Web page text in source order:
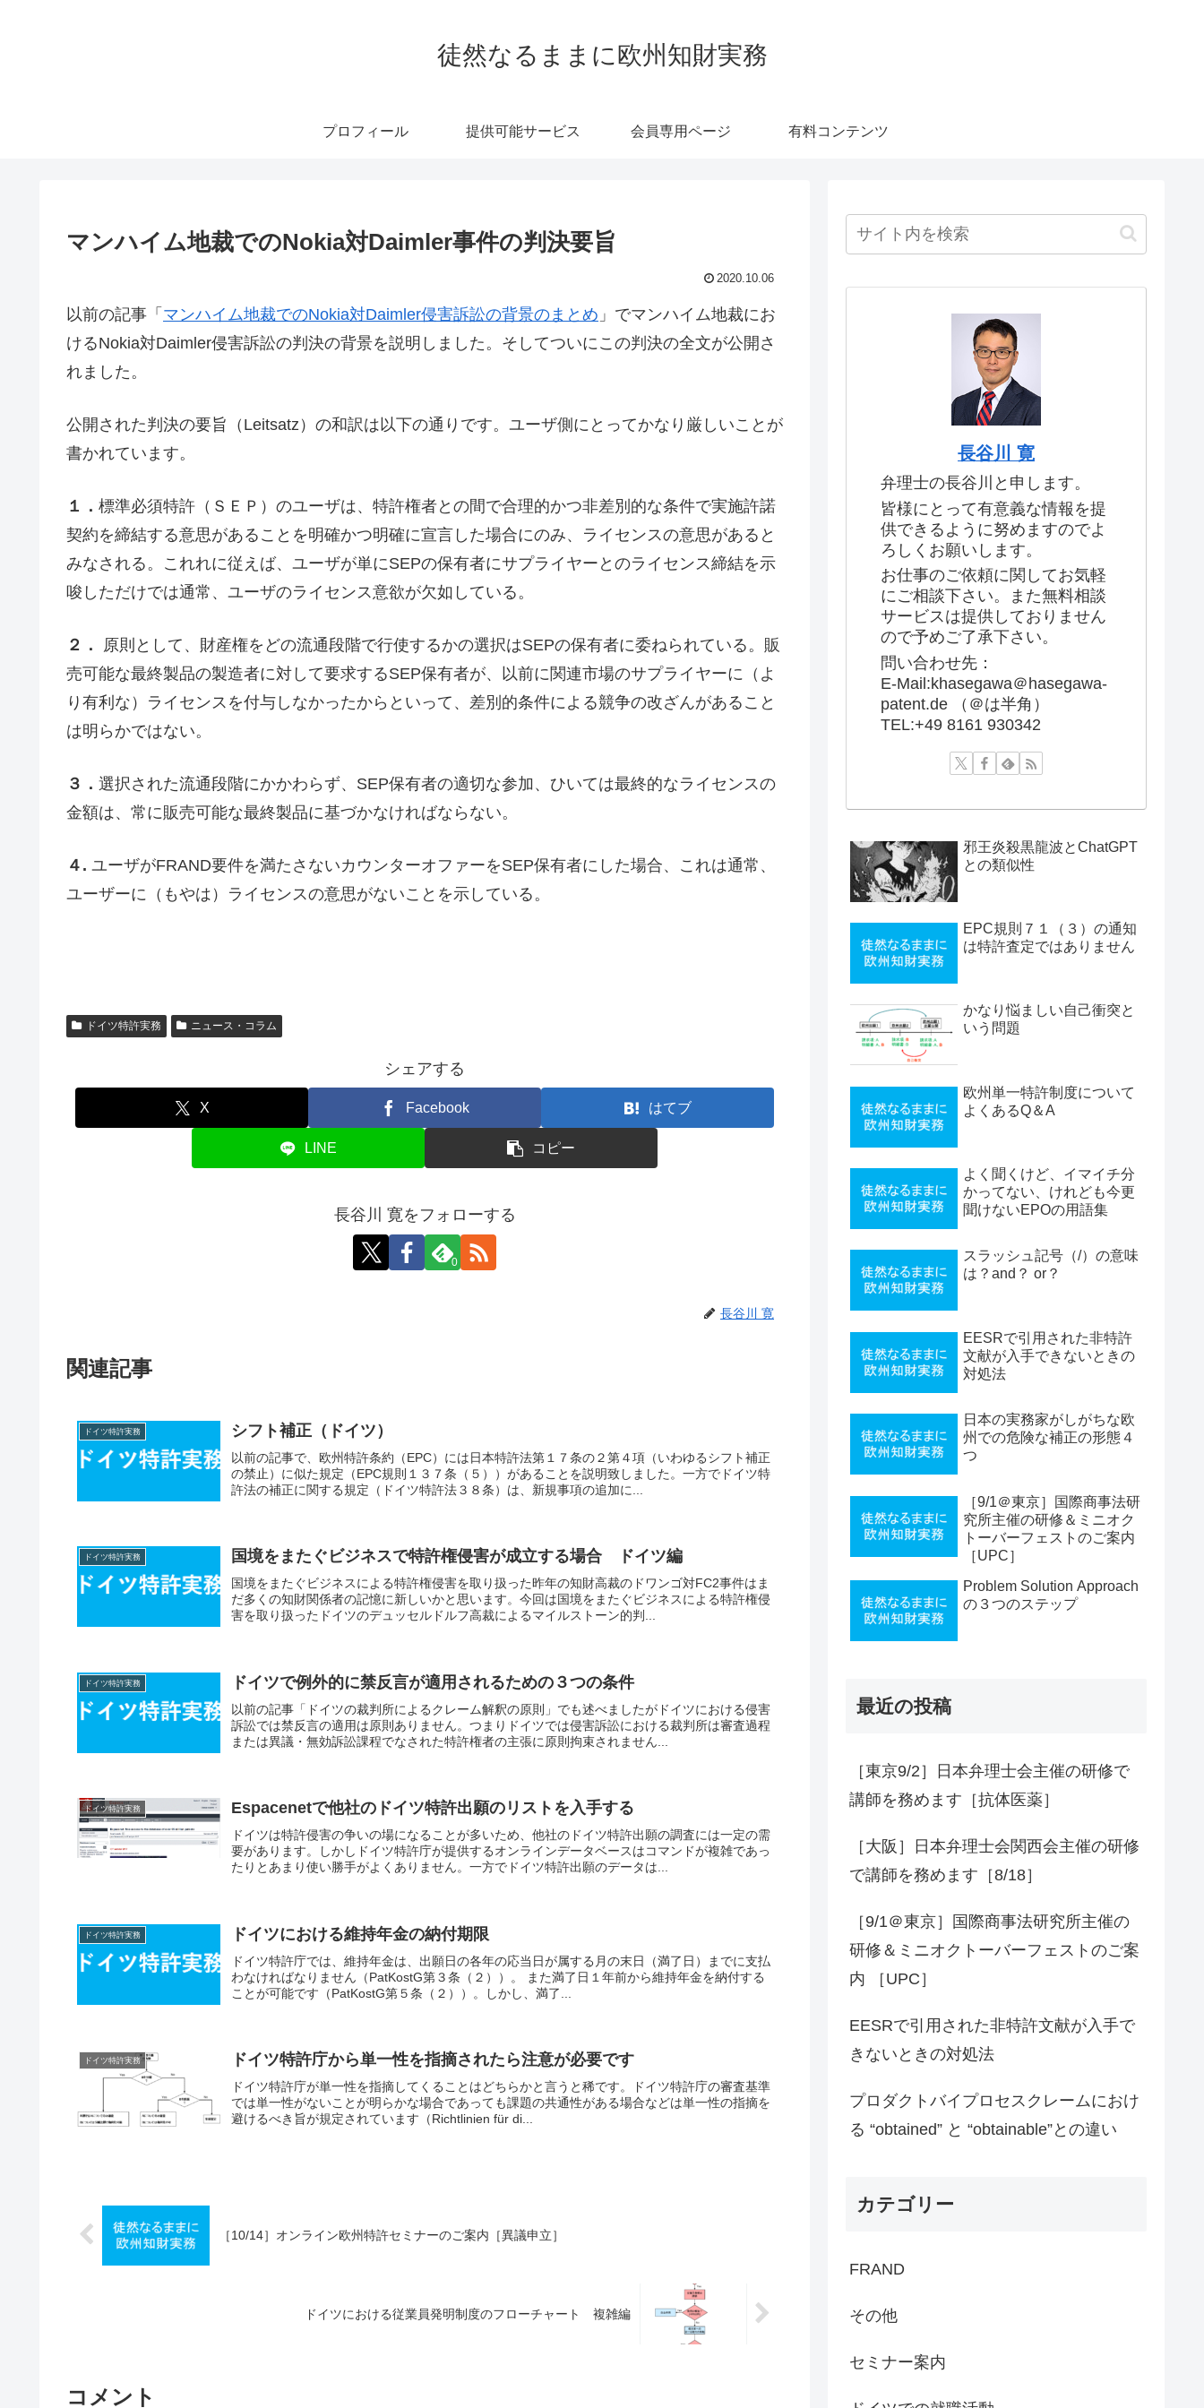
徒然なるままに欧州知財実務
プロフィール 提供可能サービス 会員専用ページ 有料コンテンツ
マンハイム地裁でのNokia対Daimler事件の判決要旨
2020.10.06
以前の記事「 マンハイム地裁でのNokia対Daimler侵害訴訟の背景のまとめ 」でマンハイム地裁にお
けるNokia対Daimler侵害訴訟の判決の背景を説明しました。そしてついにこの判決の全文が公開さ
れました。
公開された判決の要旨（Leitsatz）の和訳は以下の通りです。ユーザ側にとってかなり厳しいことが
書かれています。
１． 標準必須特許（ＳＥＰ）のユーザは、特許権者との間で合理的かつ非差別的な条件で実施許諾
契約を締結する意思があることを明確かつ明確に宣言した場合にのみ、ライセンスの意思があると
みなされる。これれに従えば、ユーザが単にSEPの保有者にサプライヤーとのライセンス締結を示
唆しただけでは通常、ユーザのライセンス意欲が欠如している。
２．
原則として、財産権をどの流通段階で行使するかの選択はSEPの保有者に委ねられている。販
売可能な最終製品の製造者に対して要求するSEP保有者が、以前に関連市場のサプライヤーに（よ
り有利な）ライセンスを付与しなかったからといって、差別的条件による競争の改ざんがあること
は明らかではない。
３． 選択された流通段階にかかわらず、SEP保有者の適切な参加、ひいては最終的なライセンスの
金額は、常に販売可能な最終製品に基づかなければならない。
４. ユーザがFRAND要件を満たさないカウンターオファーをSEP保有者にした場合、これは通常、
ユーザーに（もやは）ライセンスの意思がないことを示している。
ドイツ特許実務 ニュース・コラム
シェアする
X Facebook はてブ
LINE コピー
長谷川 寛をフォローする
0
長谷川 寛
関連記事
ドイツ特許実務 シフト補正（ドイツ）
以前の記事で、欧州特許条約（EPC）には日本特許法第１７条の２第４項（いわゆるシフト補正
の禁止）に似た規定（EPC規則１３７条（５））があることを説明致しました。一方でドイツ特
許法の補正に関する規定（ドイツ特許法３８条）は、新規事項の追加に...
ドイツ特許実務 国境をまたぐビジネスで特許権侵害が成立する場合 ドイツ編
国境をまたぐビジネスによる特許権侵害を取り扱った昨年の知財高裁のドワンゴ対FC2事件はま
だ多くの知財関係者の記憶に新しいかと思います。今回は国境をまたぐビジネスによる特許権侵
害を取り扱ったドイツのデュッセルドルフ高裁によるマイルストーン的判...
ドイツ特許実務 ドイツで例外的に禁反言が適用されるための３つの条件
以前の記事「ドイツの裁判所によるクレーム解釈の原則」でも述べましたがドイツにおける侵害
訴訟では禁反言の適用は原則ありません。つまりドイツでは侵害訴訟における裁判所は審査過程
または異議・無効訴訟課程でなされた特許権者の主張に原則拘束されません...
ドイツ特許実務 Espacenetで他社のドイツ特許出願のリストを入手する
ドイツは特許侵害の争いの場になることが多いため、他社のドイツ特許出願の調査には一定の需
要があります。しかしドイツ特許庁が提供するオンラインデータベースはコマンドが複雑であっ
たりとあまり使い勝手がよくありません。一方でドイツ特許出願のデータは...
ドイツ特許実務 ドイツにおける維持年金の納付期限
ドイツ特許庁では、維持年金は、出願日の各年の応当日が属する月の末日（満了日）までに支払
わなければなりません（PatKostG第３条（２））。 また満了日１年前から維持年金を納付する
ことが可能です（PatKostG第５条（２））。しかし、満了...
ドイツ特許実務 ドイツ特許庁から単一性を指摘されたら注意が必要です
ドイツ特許庁が単一性を指摘してくることはどちらかと言うと稀です。ドイツ特許庁の審査基準
では単一性がないことが明らかな場合であっても課題の共通性がある場合などは単一性の指摘を
避けるべき旨が規定されています（Richtlinien für di...
［10/14］オンライン欧州特許セミナーのご案内［異議申立］
ドイツにおける従業員発明制度のフローチャート 複雑編
コメント
長谷川 寛
弁理士の長谷川と申します。
皆様にとって有意義な情報を提
供できるように努めますのでよ
ろしくお願いします。
お仕事のご依頼に関してお気軽
にご相談下さい。また無料相談
サービスは提供しておりません
ので予めご了承下さい。
問い合わせ先：
E-Mail:khasegawa＠hasegawa-
patent.de （＠は半角）
TEL:+49 8161 930342
邪王炎殺黒龍波とChatGPT
との類似性
EPC規則７１（３）の通知
は特許査定ではありません
かなり悩ましい自己衝突と
いう問題
欧州単一特許制度について
よくあるQ＆A
よく聞くけど、イマイチ分
かってない、けれども今更
聞けないEPOの用語集
スラッシュ記号（/）の意味
は？and？ or？
EESRで引用された非特許
文献が入手できないときの
対処法
日本の実務家がしがちな欧
州での危険な補正の形態４
つ
［9/1＠東京］国際商事法研
究所主催の研修＆ミニオク
トーバーフェストのご案内
［UPC］
Problem Solution Approach
の３つのステップ
最近の投稿
［東京9/2］日本弁理士会主催の研修で
講師を務めます［抗体医薬］
［大阪］日本弁理士会関西会主催の研修
で講師を務めます［8/18］
［9/1＠東京］国際商事法研究所主催の
研修＆ミニオクトーバーフェストのご案
内 ［UPC］
EESRで引用された非特許文献が入手で
きないときの対処法
プロダクトバイプロセスクレームにおけ
る “obtained” と “obtainable”との違い
カテゴリー
FRAND
その他
セミナー案内